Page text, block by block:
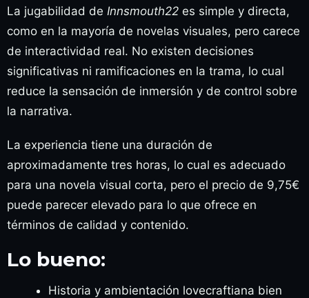
La jugabilidad de Innsmouth22 es simple y directa,
como en la mayoría de novelas visuales, pero carece
de interactividad real. No existen decisiones
significativas ni ramificaciones en la trama, lo cual
reduce la sensación de inmersión y de control sobre
la narrativa.
La experiencia tiene una duración de
aproximadamente tres horas, lo cual es adecuado
para una novela visual corta, pero el precio de 9,75€
puede parecer elevado para lo que ofrece en
términos de calidad y contenido.
Lo bueno:
Historia y ambientación lovecraftiana bien